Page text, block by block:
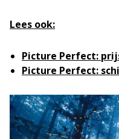
Lees ook:
Picture Perfect:
Picture Perfect: